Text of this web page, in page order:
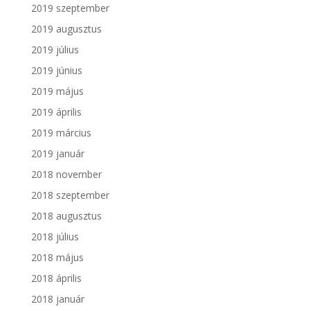
2019 szeptember
2019 augusztus
2019 július
2019 június
2019 május
2019 április
2019 március
2019 január
2018 november
2018 szeptember
2018 augusztus
2018 július
2018 május
2018 április
2018 január